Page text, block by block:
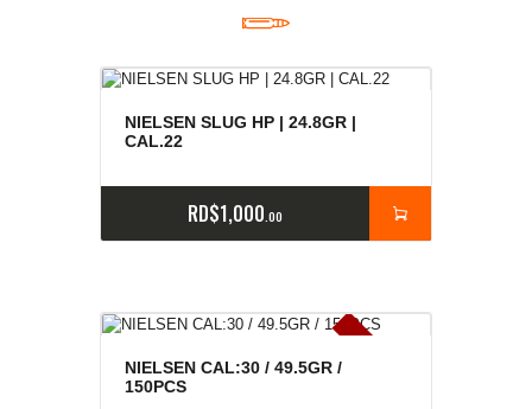
NIELSEN SLUG HP | 24.8GR |
CAL.22
RD$1,000 00
e
a
s
NIELSEN CAL:30 / 49.5GR /
150PCS